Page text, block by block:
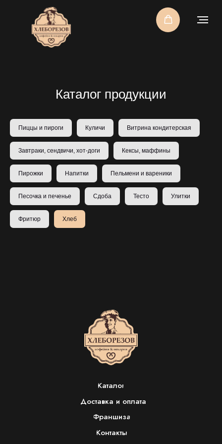
Каталог продукции
Пиццы и пироги Куличи Витрина кондитерская
Завтраки, сендвичи, хот-доги Кексы, маффины
Пирожки Напитки Пельмени и вареники
Песочка и печенье Сдоба Тесто Улитки
Фритюр Хлеб
Франшиза
Контакты
Доставка и оплата
Каталог